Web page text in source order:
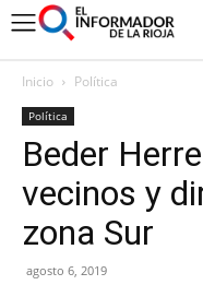
Inicio Política
Política
Beder
vecinos y
zona Sur
agosto 6, 2019